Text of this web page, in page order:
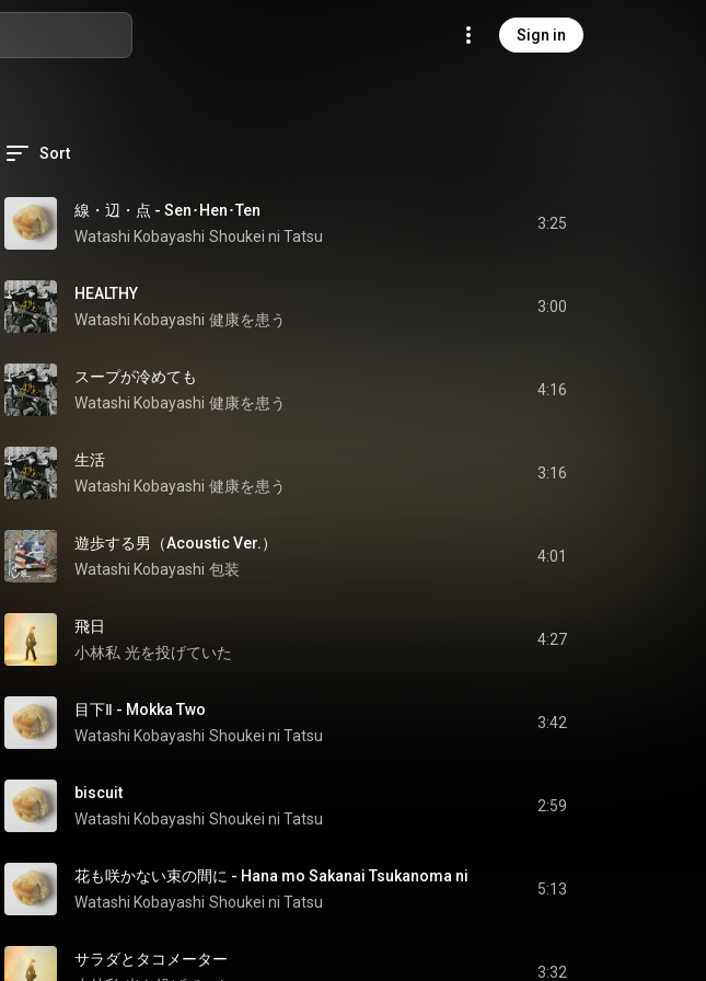
Sign in
Sort
線・辺・点 - Sen･Hen･Ten
Watashi Kobayashi Shoukei ni Tatsu
3:25
HEALTHY
Watashi Kobayashi 健康を患う
3:00
スープが冷めても
Watashi Kobayashi 健康を患う
4:16
生活
Watashi Kobayashi 健康を患う
3:16
遊歩する男（Acoustic Ver.）
Watashi Kobayashi 包装
4:01
飛日
小林私 光を投げていた
4:27
目下Ⅱ - Mokka Two
Watashi Kobayashi Shoukei ni Tatsu
3:42
biscuit
Watashi Kobayashi Shoukei ni Tatsu
2:59
花も咲かない束の間に - Hana mo Sakanai Tsukanoma ni
Watashi Kobayashi Shoukei ni Tatsu
5:13
サラダとタコメーター
3:32